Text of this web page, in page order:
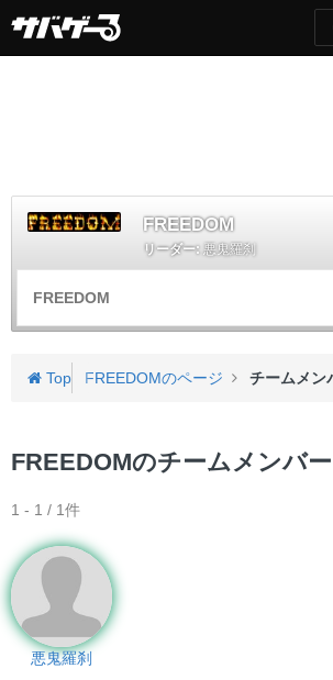
FREEDOM
リーダー: 悪鬼羅刹
FREEDOM
Top FREEDOMのページ チームメン
FREEDOMのチームメンバー
1 - 1 / 1件
悪鬼羅刹